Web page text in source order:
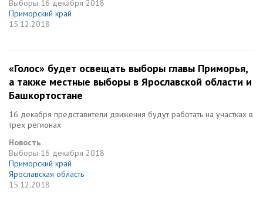
Выборы 16 декабря 2018
Приморский край
15.12.2018
«Голос» будет освещать выборы главы Приморья,
а также местные выборы в Ярославской области и
Башкортостане
16 декабря представители движения будут работать на участках в
трех регионах
Новость
Выборы 16 декабря 2018
Приморский край
Ярославская область
15.12.2018